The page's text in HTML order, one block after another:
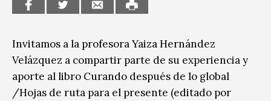
Invitamos a la profesora Yaiza Hernández
Velázquez a compartir parte de su experiencia y
aporte al libro Curando después de lo global
/Hojas de ruta para el presente (editado por